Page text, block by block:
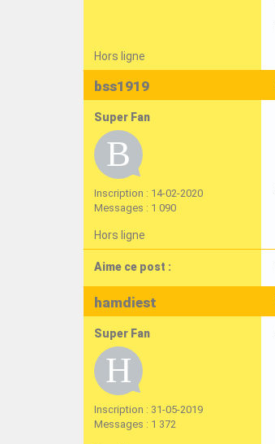
Hors ligne
bss1919
Super Fan
Inscription : 14-02-2020
Messages : 1 090
Hors ligne
Aime ce post :
hamdiest
Super Fan
Inscription : 31-05-2019
Messages : 1 372